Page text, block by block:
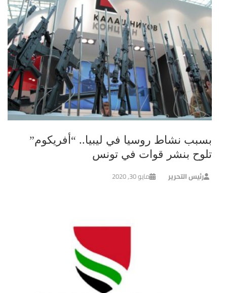
بسبب نشاط روسيا في ليبيا.. “أفريكوم”
تلوح بنشر قوات في تونس
رئيس التحرير مايو 30, 2020